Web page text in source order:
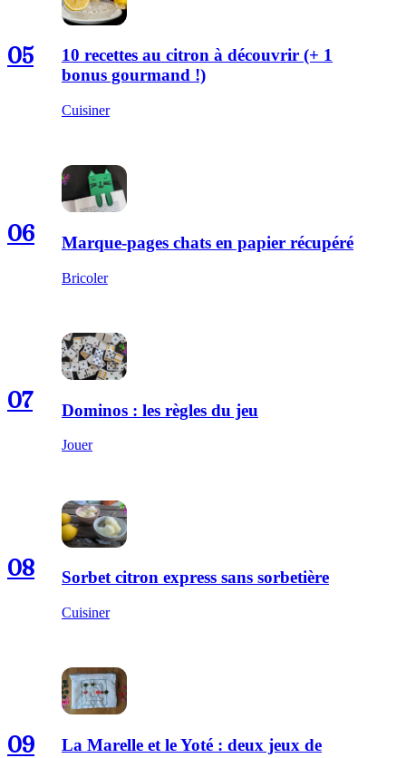
05
10 recettes au citron à découvrir (+ 1
bonus gourmand !)
Cuisiner
06 Marque-pages chats en papier récupéré
Bricoler
07 Dominos : les règles du jeu
Jouer
08 Sorbet citron express sans sorbetière
Cuisiner
09
La Marelle et le Yoté : deux jeux de